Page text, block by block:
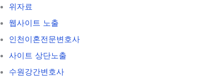
위자료
웹사이트 노출
인천이혼전문변호사
사이트 상단노출
수원강간변호사